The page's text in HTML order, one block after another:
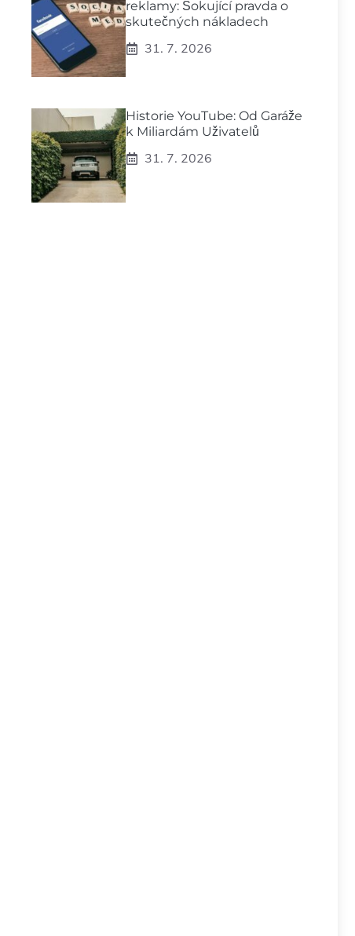
reklamy: Šokující pravda o
skutečných nákladech
31. 7. 2026
Historie YouTube: Od Garáže
k Miliardám Uživatelů
31. 7. 2026